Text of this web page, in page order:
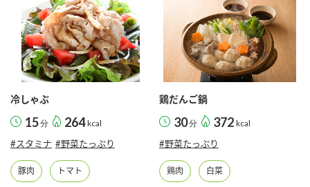
酢 調味酢
お酢ドリンク ぽん酢
新商品一覧
キャンペーン情報
ブランド・スペシャルサイト
ブランド・スペシャルサイト トップ
くらしプラ酢
企業情報
国内事業概要
冷しゃぶ
15分 264 kcal
#スタミナ #野菜たっぷり
豚肉 トマト
鶏だんご鍋
30分 372 kcal
#野菜たっぷり
鶏肉 白菜